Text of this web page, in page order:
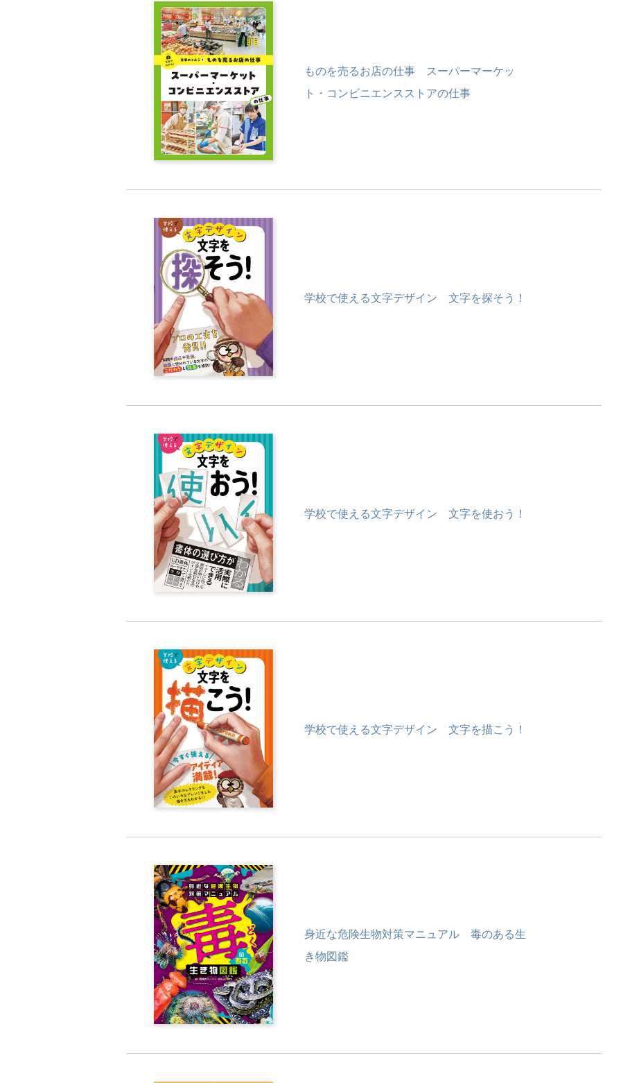
ものを売るお店の仕事 スーパーマーケッ
ト・コンビニエンスストアの仕事
学校で使える文字デザイン 文字を探そう！
学校で使える文字デザイン 文字を使おう！
学校で使える文字デザイン 文字を描こう！
身近な危険生物対策マニュアル 毒のある生
き物図鑑